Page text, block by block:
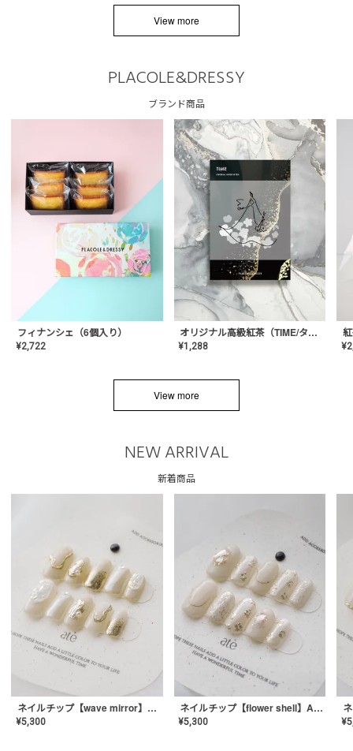
View more
PLACOLE&DRESSY
ブランド商品
フィナンシェ（6個入り）
¥2,722
オリジナル高級紅茶（TIME/タイム）【ギフト/プチギフト/プレゼント/内祝い/結婚式/オリジナル配合/高品質/ハーブティー/茶葉/記念日/お返し/手土産/美容/おしゃれ】
¥1,288 ¥
View more
NEW ARRIVAL
新着商品
ネイルチップ【wave mirror】AE-CONA-04
¥5,300
ネイルチップ【flower shell】AE-CONA-03
¥5,300 ¥